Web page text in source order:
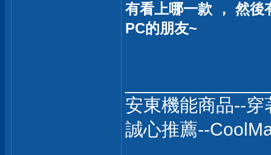
有看上哪一款 ， 然後
PC的朋友~
安東機能商品--
誠心推薦--